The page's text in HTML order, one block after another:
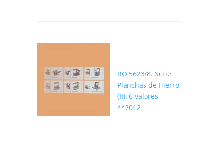
RO 5623/8. Serie
Planchas de Hierro
(II). 6 valores
**2012